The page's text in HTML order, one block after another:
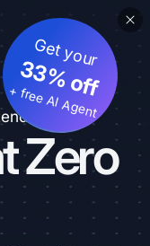
Zero
Get your
33% off
+ free AI Agent